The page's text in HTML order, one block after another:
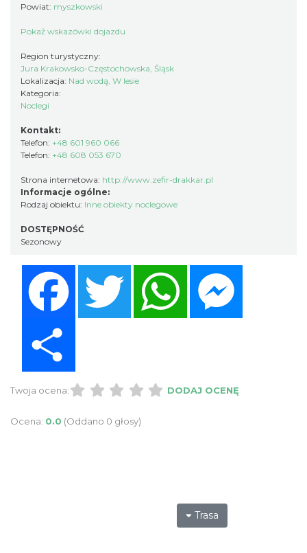
Powiat: myszkowski
Pokaż wskazówki dojazdu
Region turystyczny:
Jura Krakowsko-Częstochowska, Śląsk
Lokalizacja: Nad wodą, W lesie
Kategoria:
Noclegi
Kontakt:
Telefon: +48 601 960 066
Telefon: +48 608 053 670
Strona internetowa: http://www.zefir-drakkar.pl
Informacje ogólne:
Rodzaj obiektu: Inne obiekty noclegowe
DOSTĘPNOŚĆ
Sezonowy
Twitter WhatsApp
Twoja ocena: DODAJ OCENĘ
Ocena: 0.0 (Oddano 0 głosy)
Trasa